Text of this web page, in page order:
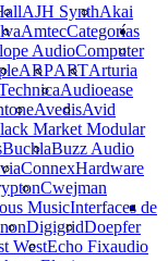
AJH SynthAkai
Amtec
Audio
ARPARTArturia
Audioease
AvedisAvid
Market Modular
BuchlaBuzz Audio
Connex
Cwejman
Music
DigigridDoepfer
WestEcho Fix
Categorías
Computer
Hardware
Interfaces de
audio